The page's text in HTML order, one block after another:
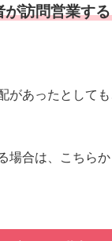
訪問営業す
があったとしても
場合は、こちら